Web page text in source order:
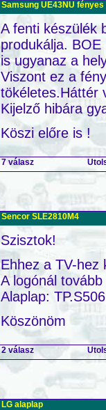
Samsung UE43NU
A fenti készülék
produkálja.
is ugyanaz a
Viszont ez a
tökéletes.Háttér
Kijelző hibára
Köszi előre is !
7 válasz
Sencor SLE2810M4
Szisztok!
Ehhez a TV-hez
A logónál
Alaplap:
Köszönöm
2 válasz
LG alaplap